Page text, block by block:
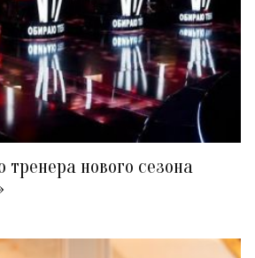
тренера нового сезона